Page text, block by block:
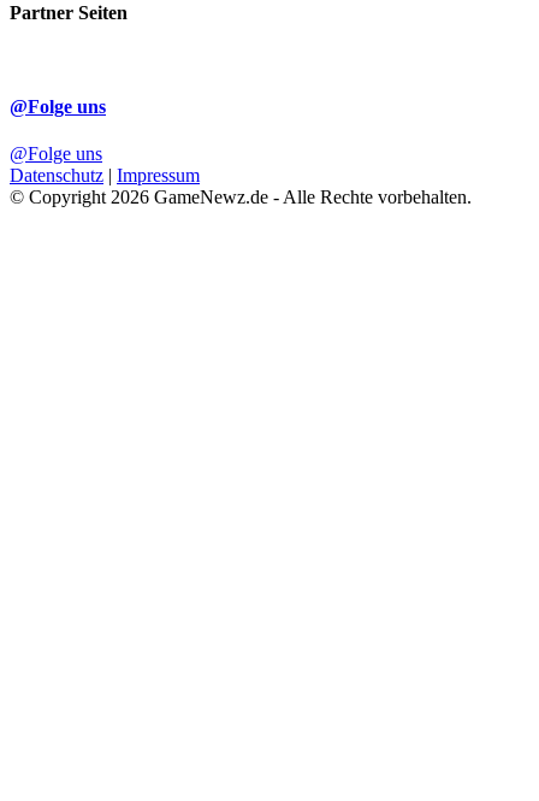
Partner Seiten
@Folge uns
@Folge uns
Datenschutz | Impressum
© Copyright 2026 GameNewz.de - Alle Rechte vorbehalten.